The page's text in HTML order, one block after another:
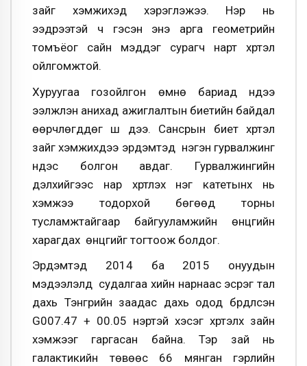
зайг хэмжихэд хэрэглэжээ. Нэр нь
ээдрээтэй ч гэсэн энэ арга геометрийн
томъёог сайн мэддэг сурагч нарт хүртэл
ойлгомжтой.
Хуруугаа гозойлгон өмнө бариад нүдээ
ээлжлэн анихад ажиглалтын биетийн байдал
өөрчлөгддөг шүү дээ. Сансрын биет хүртэл
зайг хэмжихдээ эрдэмтэд нэгэн гурвалжинг
үндэс болгон авдаг. Гурвалжингийн
дэлхийгээс нар хүртлэх нэг катетынх нь
хэмжээ тодорхой бөгөөд торны
тусламжтайгаар байгууламжийн өнцгийн
харагдах өнцгийг тогтоож болдог.
Эрдэмтэд 2014 ба 2015 онуудын
мэдээлэлд судалгаа хийн нарнаас эсрэг тал
дахь Тэнгрийн заадас дахь одод бүрдүүлсэн
G007.47 + 00.05 нэртэй хэсэг хүртэлх зайн
хэмжээг гаргасан байна. Тэр зай нь
галактикийн төвөөс 66 мянган гэрлийн